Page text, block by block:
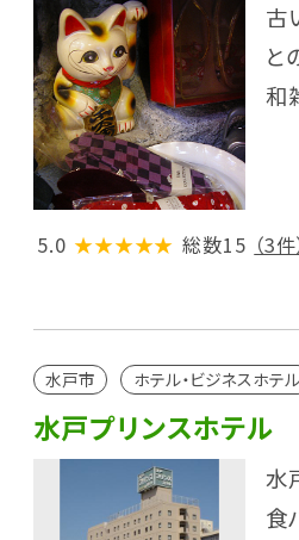
古
と
和
5.0 ★★★★★ 総数15 （3件
水戸市 ホテル・ビジネスホテル
水戸プリンスホテル
水
食